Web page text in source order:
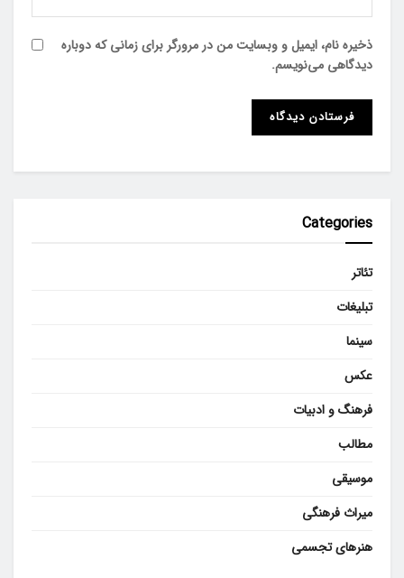
ذخیره نام، ایمیل و وبسایت من در مرورگر برای زمانی که دوباره
دیدگاهی می‌نویسم.
Categories
تئاتر
تبلیغات
سینما
عکس
فرهنگ و ادبیات
مطالب
موسیقی
میراث فرهنگی
هنرهای تجسمی